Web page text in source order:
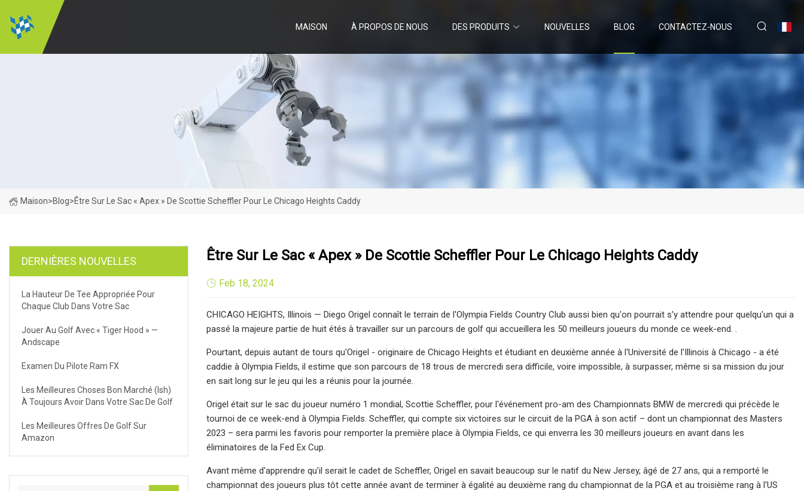
MAISON À PROPOS DE NOUS DES PRODUITS NOUVELLES BLOG CONTACTEZ-NOUS
Maison>Blog>Être Sur Le Sac « Apex » De Scottie Scheffler Pour Le Chicago Heights Caddy
DERNIÈRES NOUVELLES
La Hauteur De Tee Appropriée Pour
Chaque Club Dans Votre Sac
Jouer Au Golf Avec « Tiger Hood » —
Andscape
Examen Du Pilote Ram FX
Les Meilleures Choses Bon Marché (ish)
À Toujours Avoir Dans Votre Sac De Golf
Les Meilleures Offres De Golf Sur
Amazon
Être Sur Le Sac « Apex » De Scottie Scheffler Pour Le Chicago Heights Caddy
Feb 18, 2024
CHICAGO HEIGHTS, Illinois — Diego Origel connaît le terrain de l'Olympia Fields Country Club aussi bien qu'on pourrait s'y attendre pour quelqu'un qui a
passé la majeure partie de huit étés à travailler sur un parcours de golf qui accueillera les 50 meilleurs joueurs du monde ce week-end. .
Pourtant, depuis autant de tours qu'Origel - originaire de Chicago Heights et étudiant en deuxième année à l'Université de l'Illinois à Chicago - a été
caddie à Olympia Fields, il estime que son parcours de 18 trous de mercredi sera difficile, voire impossible, à surpasser, même si sa mission du jour
en sait long sur le jeu qui les a réunis pour la journée.
Origel était sur le sac du joueur numéro 1 mondial, Scottie Scheffler, pour l'événement pro-am des Championnats BMW de mercredi qui précède le
tournoi de ce week-end à Olympia Fields. Scheffler, qui compte six victoires sur le circuit de la PGA à son actif – dont un championnat des Masters
2023 – sera parmi les favoris pour remporter la première place à Olympia Fields, ce qui enverra les 30 meilleurs joueurs en avant dans les
éliminatoires de la Fed Ex Cup.
Avant même d'apprendre qu'il serait le cadet de Scheffler, Origel en savait beaucoup sur le natif du New Jersey, âgé de 27 ans, qui a remporté le
championnat des joueurs plus tôt cette année avant de terminer à égalité au deuxième rang du championnat de la PGA et au troisième rang à l'US